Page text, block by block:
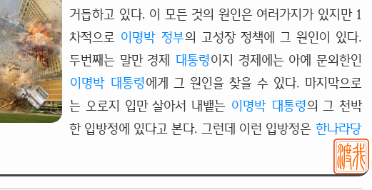
거듭하고 있다. 이 모든 것의 원인은 여러가지가 있지만 1
차적으로 이명박 정부의 고성장 정책에 그 원인이 있다.
두번째는 말만 경제 대통령이지 경제에는 아예 문외한인
이명박 대통령에게 그 원인을 찾을 수 있다. 마지막으로
는 오로지 입만 살아서 내뱉는 이명박 대통령의 그 천박
한 입방정에 있다고 본다. 그런데 이런 입방정은 한나라당